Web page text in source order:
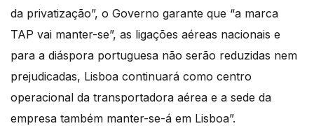
da privatização”, o Governo garante que “a marca
TAP vai manter-se”, as ligações aéreas nacionais e
para a diáspora portuguesa não serão reduzidas nem
prejudicadas, Lisboa continuará como centro
operacional da transportadora aérea e a sede da
empresa também manter-se-á em Lisboa”.